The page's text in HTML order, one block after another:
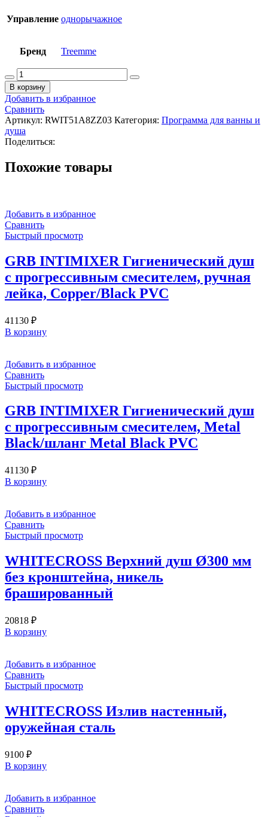
Управление однорычажное
Бренд Treemme
Количество
товара
3M-
TREEMME
Скрытая
часть
смесителя
для
В корзину
Добавить в избранное
Сравнить
Артикул: RWIT51A8ZZ03 Категория: Программа для ванны и
душа
Поделиться:
Похожие товары
Добавить в избранное
Сравнить
Быстрый просмотр
GRB INTIMIXER Гигиенический душ
с прогрессивным смесителем, ручная
лейка, Copper/Black PVC
41130 ₽
В корзину
Добавить в избранное
Сравнить
Быстрый просмотр
GRB INTIMIXER Гигиенический душ
с прогрессивным смесителем, Metal
Black/шланг Metal Black PVC
41130 ₽
В корзину
Добавить в избранное
Сравнить
Быстрый просмотр
WHITECROSS Верхний душ Ø300 мм
без кронштейна, никель
брашированный
20818 ₽
В корзину
Добавить в избранное
Сравнить
Быстрый просмотр
WHITECROSS Излив настенный,
оружейная сталь
9100 ₽
В корзину
Добавить в избранное
Сравнить